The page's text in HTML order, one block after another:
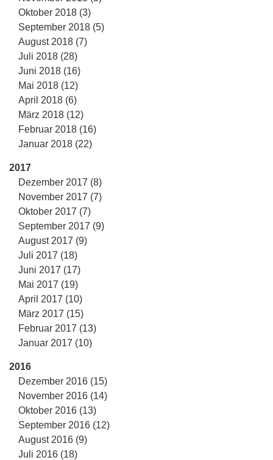
Oktober 2018 (3)
September 2018 (5)
August 2018 (7)
Juli 2018 (28)
Juni 2018 (16)
Mai 2018 (12)
April 2018 (6)
März 2018 (12)
Februar 2018 (16)
Januar 2018 (22)
2017
Dezember 2017 (8)
November 2017 (7)
Oktober 2017 (7)
September 2017 (9)
August 2017 (9)
Juli 2017 (18)
Juni 2017 (17)
Mai 2017 (19)
April 2017 (10)
März 2017 (15)
Februar 2017 (13)
Januar 2017 (10)
2016
Dezember 2016 (15)
November 2016 (14)
Oktober 2016 (13)
September 2016 (12)
August 2016 (9)
Juli 2016 (18)